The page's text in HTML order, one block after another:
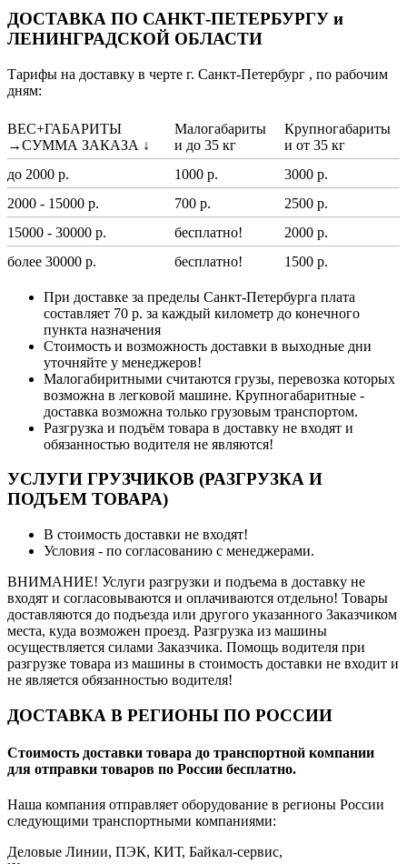
ДОСТАВКА ПО САНКТ-ПЕТЕРБУРГУ и
ЛЕНИНГРАДСКОЙ ОБЛАСТИ
Тарифы на доставку в черте г. Санкт-Петербург , по рабочим
дням:
ВЕС+ГАБАРИТЫ
→СУММА ЗАКАЗА ↓
Малогабариты
и до 35 кг
Крупногабариты
и от 35 кг
до 2000 р.
1000 р.
3000 р.
2000 - 15000 р.
700 р.
2500 р.
15000 - 30000 р.
бесплатно!
2000 р.
более 30000 р.
бесплатно! 1500 р.
При доставке за пределы Санкт-Петербурга плата
составляет 70 р. за каждый километр до конечного
пункта назначения
Стоимость и возможность доставки в выходные дни
уточняйте у менеджеров!
Малогабиритными считаются грузы, перевозка которых
возможна в легковой машине. Крупногабаритные -
доставка возможна только грузовым транспортом.
Разгрузка и подъём товара в доставку не входят и
обязанностью водителя не являются!
УСЛУГИ ГРУЗЧИКОВ (РАЗГРУЗКА И
ПОДЪЕМ ТОВАРА)
В стоимость доставки не входят!
Условия - по согласованию с менеджерами.
ВНИМАНИЕ! Услуги разгрузки и подъема в доставку не
входят и согласовываются и оплачиваются отдельно! Товары
доставляются до подъезда или другого указанного Заказчиком
места, куда возможен проезд. Разгрузка из машины
осуществляется силами Заказчика. Помощь водителя при
разгрузке товара из машины в стоимость доставки не входит и
не является обязанностью водителя!
ДОСТАВКА В РЕГИОНЫ ПО РОССИИ
Стоимость доставки товара до транспортной компании
для отправки товаров по России бесплатно.
Наша компания отправляет оборудование в регионы России
следующими транспортными компаниями:
Деловые Линии, ПЭК, КИТ, Байкал-сервис,